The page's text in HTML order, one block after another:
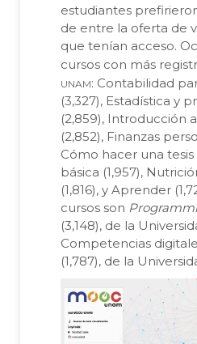
estudiantes
de entre la oferta de
que tenían acceso.
cursos con más
unam: Contabilidad
(3,327), Estadística y
(2,859), Introducción
(2,852), Finanzas
Cómo hacer una tesis
básica (1,957),
(1,816), y Aprender
cursos son
(3,148), de la
Competencias
(1,787), de la